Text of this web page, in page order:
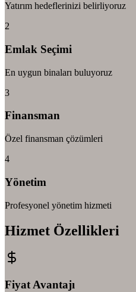
Yatırım hedeflerinizi belirliyoruz
2
Emlak Seçimi
En uygun binaları buluyoruz
3
Finansman
Özel finansman çözümleri
4
Yönetim
Profesyonel yönetim hizmeti
Hizmet Özellikleri
Fiyat Avantajı